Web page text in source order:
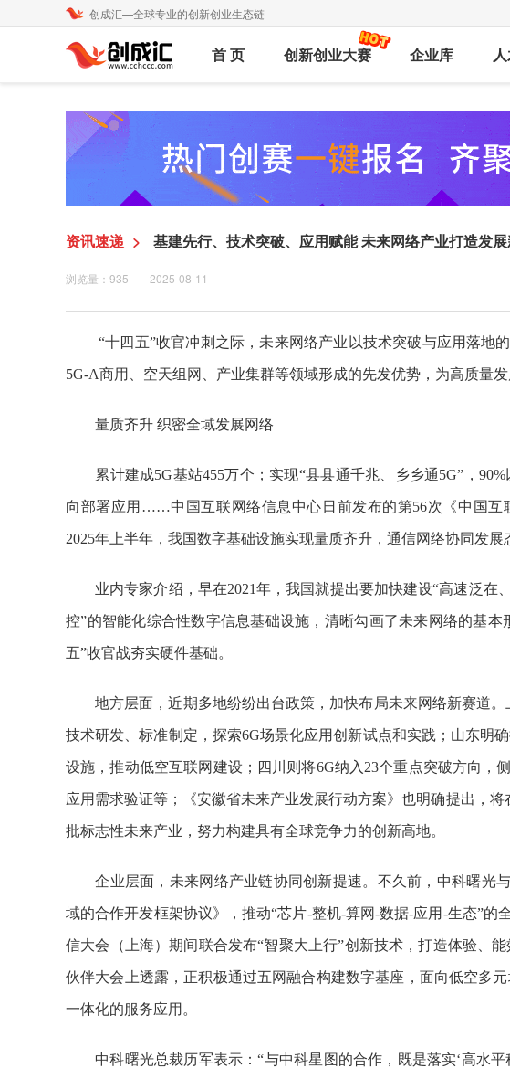
创成汇—全球专业的创新创业生态链
首 页 创新创业大赛 企业库
资讯速递 > 基建先行、技术突破、应用赋能 未来网络产业打造发
浏览量：935 2025-08-11
“十四五”收官冲刺之际，未来网络产业以技术突破与应用落地
5G-A商用、空天组网、产业集群等领域形成的先发优势，为高质量发
量质齐升 织密全域发展网络
累计建成5G基站455万个；实现“县县通千兆、乡乡通5G”，
向部署应用……中国互联网络信息中心日前发布的第56次《中国互
2025年上半年，我国数字基础设施实现量质齐升，通信网络协同发展
业内专家介绍，早在2021年，我国就提出要加快建设“高速泛在
控”的智能化综合性数字信息基础设施，清晰勾画了未来网络的基
五”收官战夯实硬件基础。
地方层面，近期多地纷纷出台政策，加快布局未来网络新赛道。
技术研发、标准制定，探索6G场景化应用创新试点和实践；山东明
设施，推动低空互联网建设；四川则将6G纳入23个重点突破方向，
应用需求验证等；《安徽省未来产业发展行动方案》也明确提出，
批标志性未来产业，努力构建具有全球竞争力的创新高地。
企业层面，未来网络产业链协同创新提速。不久前，中科曙光与
域的合作开发框架协议》，推动“芯片-整机-算网-数据-应用-生态”的
信大会（上海）期间联合发布“智聚大上行”创新技术，打造体验、
伙伴大会上透露，正积极通过五网融合构建数字基座，面向低空多
一体化的服务应用。
中科曙光总裁历军表示：“与中科星图的合作，既是落实‘高水平